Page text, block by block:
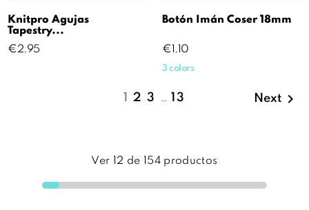
Knitpro Agujas
Tapestry...
Price
€2.95
Botón Imán Coser 18mm
Price
€1.10
3 colors
1 2 3 … 13 Next 
Ver 12 de 154 productos